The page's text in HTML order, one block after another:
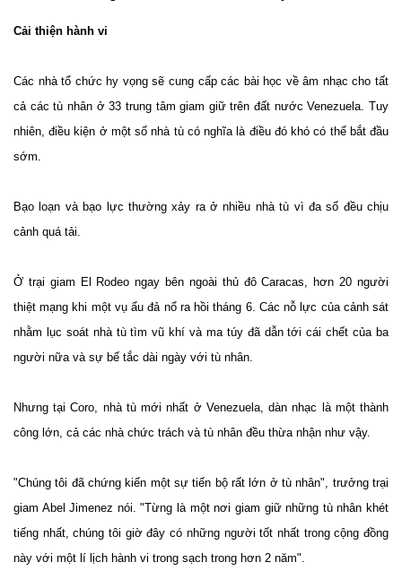
Cải thiện hành vi
Các nhà tổ chức hy vọng sẽ cung cấp các bài học về âm nhạc cho tất
cả các tù nhân ở 33 trung tâm giam giữ trên đất nước Venezuela. Tuy
nhiên, điều kiện ở một số nhà tù có nghĩa là điều đó khó có thể bắt đầu
sớm.
Bạo loạn và bạo lực thường xảy ra ở nhiều nhà tù vì đa số đều chịu
cảnh quá tải.
Ở trại giam El Rodeo ngay bên ngoài thủ đô Caracas, hơn 20 người
thiệt mạng khi một vụ ẩu đả nổ ra hồi tháng 6. Các nỗ lực của cảnh sát
nhằm lục soát nhà tù tìm vũ khí và ma túy đã dẫn tới cái chết của ba
người nữa và sự bế tắc dài ngày với tù nhân.
Nhưng tại Coro, nhà tù mới nhất ở Venezuela, dàn nhạc là một thành
công lớn, cả các nhà chức trách và tù nhân đều thừa nhận như vậy.
"Chúng tôi đã chứng kiến một sự tiến bộ rất lớn ở tù nhân", trưởng trại
giam Abel Jimenez nói. "Từng là một nơi giam giữ những tù nhân khét
tiếng nhất, chúng tôi giờ đây có những người tốt nhất trong cộng đồng
này với một lí lịch hành vi trong sạch trong hơn 2 năm".